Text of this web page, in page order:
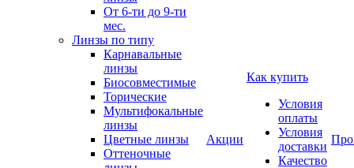
От 6-ти до 9-ти
мес.
Линзы по типу
Карнавальные
линзы
Биосовместимые
Торические
Мультифокальные
линзы
Цветные линзы
Оттеночные
Акции
Как купить
Условия
оплаты
Условия
доставки
Качество